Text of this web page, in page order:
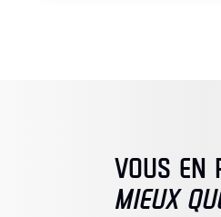
VOUS EN
MIEUX